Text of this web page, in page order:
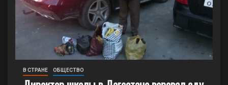
В СТРАНЕ ОБЩЕСТВО